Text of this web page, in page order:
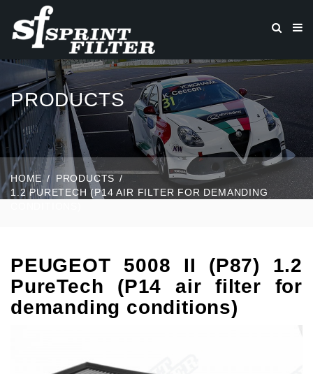
PRODUCTS
HOME
PRODUCTS
1.2 PURETECH (P14 AIR FILTER FOR DEMANDING
PEUGEOT 5008 II (P87) 1.2
PureTech (P14 air filter for
demanding conditions)